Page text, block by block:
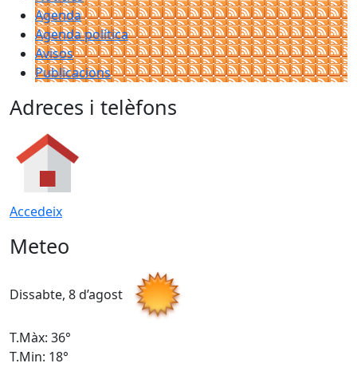
Agenda
Agenda política
Avisos
Publicacions
Adreces i telèfons
Accedeix
Meteo
Dissabte, 8 d’agost
T.Màx: 36°
T.Min: 18°